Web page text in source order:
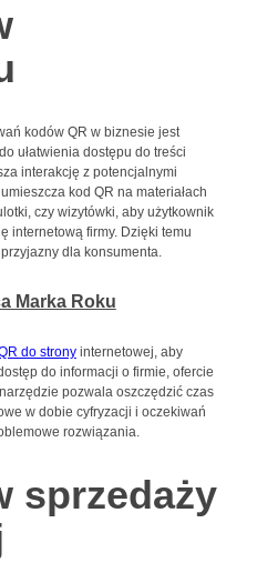
kodów QR w biznesie jest
ułatwienia dostępu do treści
interakcję z potencjalnymi
kod QR na materiałach
czy wizytówki, aby użytkownik
internetową firmy. Dzięki temu
dla konsumenta.
Marka Roku
do stronyinternetowej, aby
do informacji o firmie, ofercie
pozwala oszczędzić czas
w dobie cyfryzacji i oczekiwań
rozwiązania.
sprzedaży